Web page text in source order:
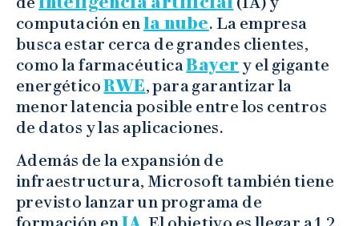
computación enla nube. La empresa
busca estar cerca de grandes clientes,
como la farmacéuticaBayer y el gigante
energéticoRWE, para garantizar la
menor latencia posible entre los centros
de datos y las aplicaciones.
Además de la expansión de
infraestructura, Microsoft también tiene
previsto lanzar un programa de